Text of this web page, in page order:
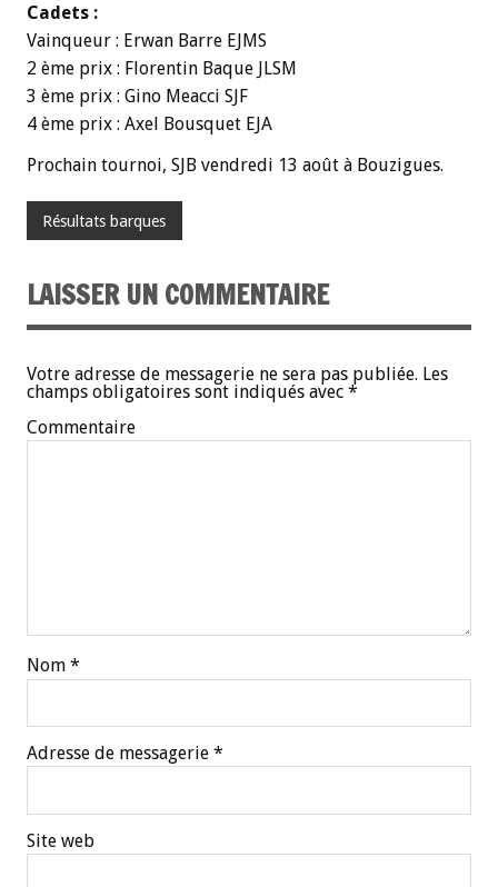
Cadets :
Vainqueur : Erwan Barre EJMS
2 ème prix : Florentin Baque JLSM
3 ème prix : Gino Meacci SJF
4 ème prix : Axel Bousquet EJA
Prochain tournoi, SJB vendredi 13 août à Bouzigues.
Résultats barques
LAISSER UN COMMENTAIRE
Votre adresse de messagerie ne sera pas publiée. Les
champs obligatoires sont indiqués avec *
Commentaire
Nom *
Adresse de messagerie *
Site web